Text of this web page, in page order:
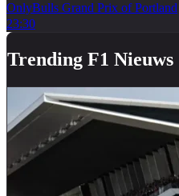
OnlyBulls Grand Prix of Portland
23:30
Trending F1 Nieuws